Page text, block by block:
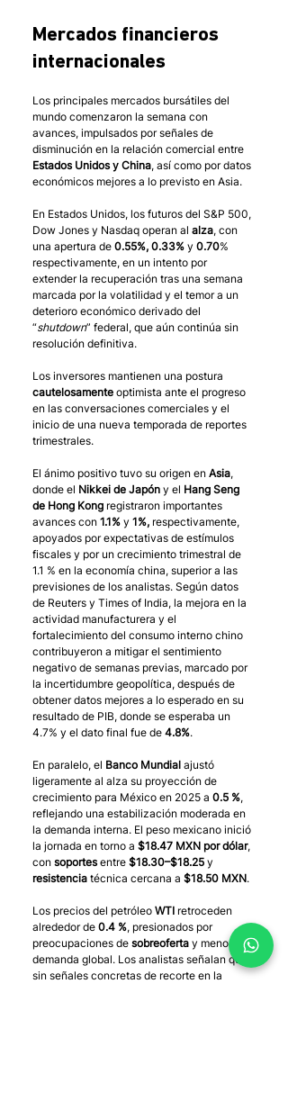
Mercados financieros
internacionales
Los principales mercados bursátiles del
mundo comenzaron la semana con
avances, impulsados por señales de
disminución en la relación comercial entre
Estados Unidos y China, así como por datos
económicos mejores a lo previsto en Asia.
En Estados Unidos, los futuros del S&P 500,
Dow Jones y Nasdaq operan al alza, con
una apertura de 0.55%, 0.33% y 0.70%
respectivamente, en un intento por
extender la recuperación tras una semana
marcada por la volatilidad y el temor a un
deterioro económico derivado del
“shutdown” federal, que aún continúa sin
resolución definitiva.
Los inversores mantienen una postura
cautelosamente optimista ante el progreso
en las conversaciones comerciales y el
inicio de una nueva temporada de reportes
trimestrales.
El ánimo positivo tuvo su origen en Asia,
donde el Nikkei de Japón y el Hang Seng
de Hong Kong registraron importantes
avances con 1.1% y 1%, respectivamente,
apoyados por expectativas de estímulos
fiscales y por un crecimiento trimestral de
1.1 % en la economía china, superior a las
previsiones de los analistas. Según datos
de Reuters y Times of India, la mejora en la
actividad manufacturera y el
fortalecimiento del consumo interno chino
contribuyeron a mitigar el sentimiento
negativo de semanas previas, marcado por
la incertidumbre geopolítica, después de
obtener datos mejores a lo esperado en su
resultado de PIB, donde se esperaba un
4.7% y el dato final fue de 4.8%.
En paralelo, el Banco Mundial ajustó
ligeramente al alza su proyección de
crecimiento para México en 2025 a 0.5 %,
reflejando una estabilización moderada en
la demanda interna. El peso mexicano inició
la jornada en torno a $18.47 MXN por dólar,
con soportes entre $18.30–$18.25 y
resistencia técnica cercana a $18.50 MXN.
Los precios del petróleo WTI retroceden
alrededor de 0.4 %, presionados por
preocupaciones de sobreoferta y menor
demanda global. Los analistas señalan que,
sin señales concretas de recorte en la